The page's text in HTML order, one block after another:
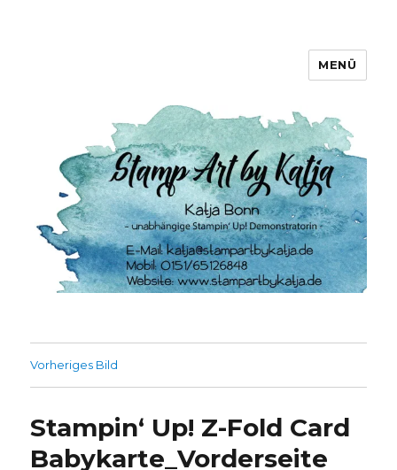
MENÜ
Vorheriges Bild
Stampin‘ Up! Z-Fold Card
Babykarte_Vorderseite